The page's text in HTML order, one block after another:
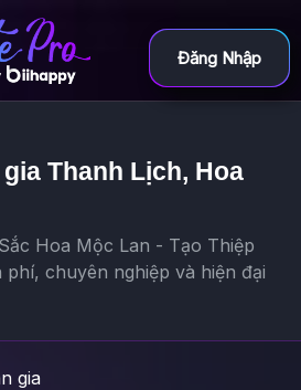
Đăng Nhập
Thanh Lịch, Hoa
Hoa Mộc Lan - Tạo Thiệp
phí, chuyên nghiệp và hiện đại
gia